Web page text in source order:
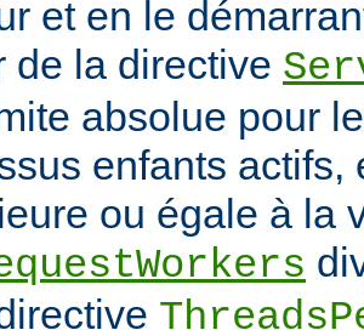
et en le
de la directive
absolue pour
enfants actifs,
ou égale à la